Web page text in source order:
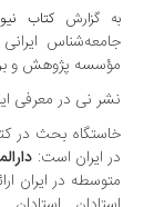
گزارشکتاب نیوز،
ایرانی و
پژوهش و
نی در معرفی این اثر
بحث در کتاب
ایران است: دارالمعلمین.
در ایران ارائه